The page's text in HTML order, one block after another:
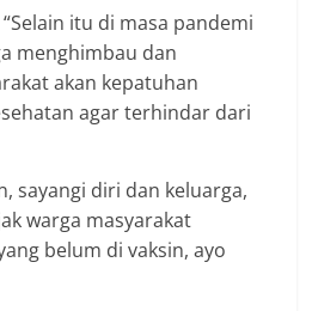
itu di masa pandemi
menghimbau dan
akan kepatuhan
agar terhindar dari
sayangi diri dan keluarga,
warga masyarakat
belum di vaksin, ayo